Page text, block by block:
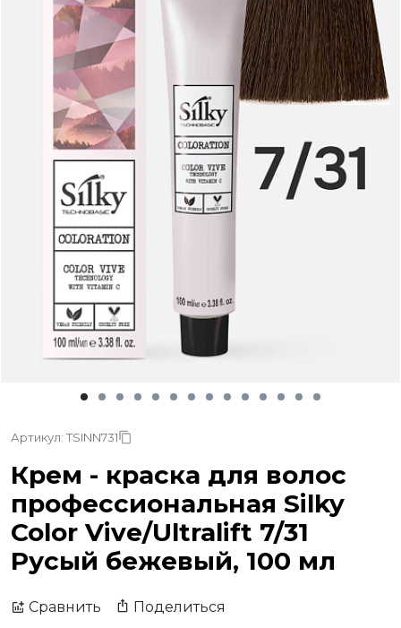
Артикул: TSINN731
Крем - краска для волос
профессиональная Silky
Color Vive/Ultralift 7/31
Русый бежевый, 100 мл
Сравнить Поделиться